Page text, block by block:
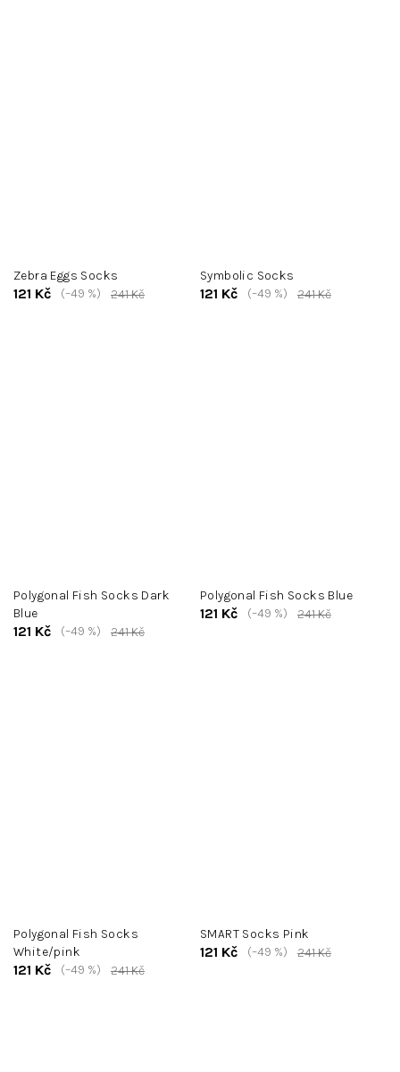
Zebra Eggs Socks
121 Kč 241 Kč
(–49 %)
Symbolic Socks
121 Kč 241 Kč
(–49 %)
Polygonal Fish Socks Dark
Blue
121 Kč 241 Kč
(–49 %)
Polygonal Fish Socks Blue
121 Kč 241 Kč
(–49 %)
Polygonal Fish Socks
White/pink
121 Kč 241 Kč
(–49 %)
SMART Socks Pink
121 Kč 241 Kč
(–49 %)